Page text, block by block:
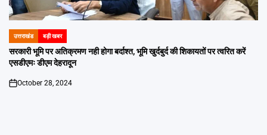
POSTED
IN
उत्तराखंड बड़ी खबर
सरकारी भूमि पर अतिक्रमण नही होगा बर्दाश्त, भूमि खुर्दबुर्द की शिकायतों पर त्वरित करें
एसडीएमः डीएम देहरादून
on
October 28, 2024